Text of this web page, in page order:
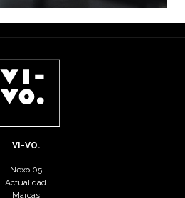
VI-VO.
Nexo 05
Actualidad
Marcas